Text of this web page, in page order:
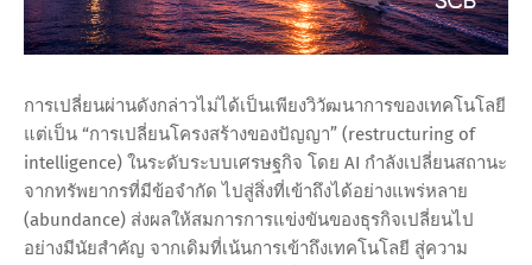
การเปลี่ยนผ่านดังกล่าวไม่ได้เป็นเพียงวิวัฒนาการของเทคโนโลยี
แต่เป็น “การเปลี่ยนโครงสร้างของปัญญา” (restructuring of
intelligence) ในระดับระบบเศรษฐกิจ โดย AI กำลังเปลี่ยนสถานะ
จากทรัพยากรที่มีข้อจำกัด ไปสู่สิ่งที่เข้าถึงได้อย่างแพร่หลาย
(abundance) ส่งผลให้สมการการแข่งขันของธุรกิจเปลี่ยนไป
อย่างมีนัยสำคัญ จากเดิมที่เน้นการเข้าถึงเทคโนโลยี สู่ความ